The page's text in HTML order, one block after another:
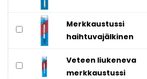
Merkkaustussi
haihtuvajälkinen
Veteen liukeneva
merkkaustussi